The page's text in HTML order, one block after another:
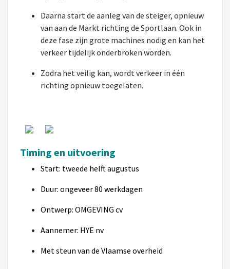
Daarna start de aanleg van de steiger, opnieuw
van aan de Markt richting de Sportlaan. Ook in
deze fase zijn grote machines nodig en kan het
verkeer tijdelijk onderbroken worden.
Zodra het veilig kan, wordt verkeer in één
richting opnieuw toegelaten.
Timing en uitvoering
Start: tweede helft augustus
Duur: ongeveer 80 werkdagen
Ontwerp: OMGEVING cv
Aannemer: HYE nv
Met steun van de Vlaamse overheid